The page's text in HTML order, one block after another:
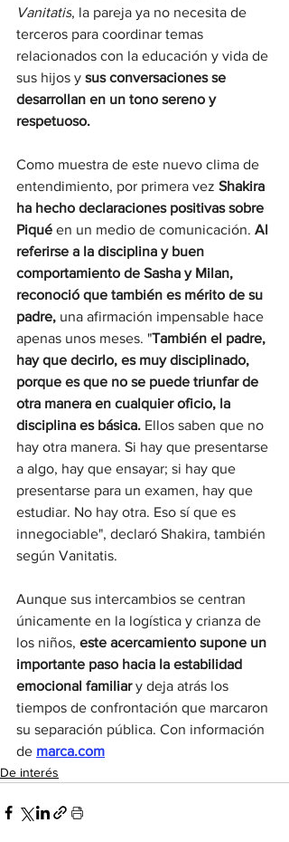
Vanitatis, la pareja ya no necesita de
terceros para coordinar temas
relacionados con la educación y vida de
sus hijos y sus conversaciones se
desarrollan en un tono sereno y
respetuoso.
Como muestra de este nuevo clima de
entendimiento, por primera vez Shakira
ha hecho declaraciones positivas sobre
Piqué en un medio de comunicación. Al
referirse a la disciplina y buen
comportamiento de Sasha y Milan,
reconoció que también es mérito de su
padre, una afirmación impensable hace
apenas unos meses. "También el padre,
hay que decirlo, es muy disciplinado,
porque es que no se puede triunfar de
otra manera en cualquier oficio, la
disciplina es básica. Ellos saben que no
hay otra manera. Si hay que presentarse
a algo, hay que ensayar; si hay que
presentarse para un examen, hay que
estudiar. No hay otra. Eso sí que es
innegociable", declaró Shakira, también
según Vanitatis.
Aunque sus intercambios se centran
únicamente en la logística y crianza de
los niños, este acercamiento supone un
importante paso hacia la estabilidad
emocional familiar y deja atrás los
tiempos de confrontación que marcaron
su separación pública. Con información
de marca.com
De interés